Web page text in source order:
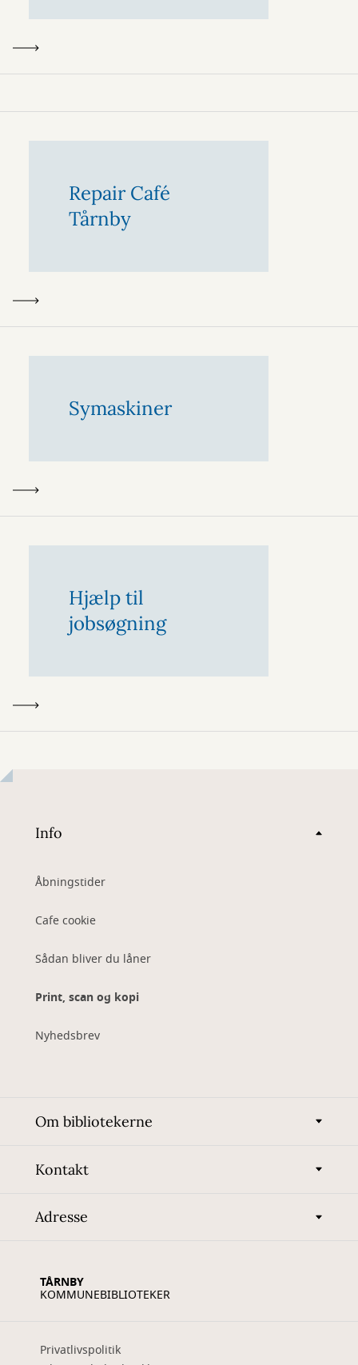
Repair Café
Tårnby
Symaskiner
Hjælp til
jobsøgning
Info
Åbningstider
Cafe cookie
Sådan bliver du låner
Print, scan og kopi
Nyhedsbrev
Om bibliotekerne
Kontakt
Adresse
TÅRNBY
KOMMUNEBIBLIOTEKER
Privatlivspolitik